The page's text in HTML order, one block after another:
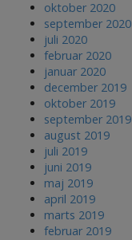
oktober 2020
september 2020
juli 2020
februar 2020
januar 2020
december 2019
oktober 2019
september 2019
august 2019
juli 2019
juni 2019
maj 2019
april 2019
marts 2019
februar 2019